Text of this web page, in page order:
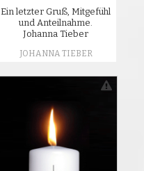
Ein letzter Gruß, Mitgefühl
und Anteilnahme.
Johanna Tieber
JOHANNA TIEBER